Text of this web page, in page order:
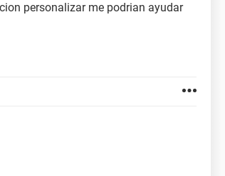
personalizar me podrian ayudar